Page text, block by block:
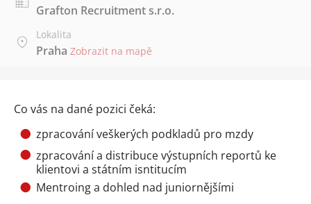
Grafton Recruitment s.r.o.
Lokalita
Praha Zobrazit na mapě
Co vás na dané pozici čeká:
zpracování veškerých podkladů pro mzdy
zpracování a distribuce výstupních reportů ke
klientovi a státním isntitucím
Mentroing a dohled nad juniornějšími